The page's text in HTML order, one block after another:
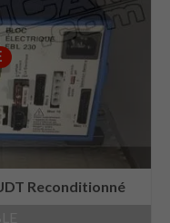
Reconditionné